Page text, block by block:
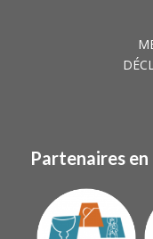
Partenaires en